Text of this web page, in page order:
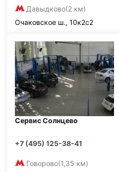
Давыдково(2 км)
Очаковское ш., 10к2с2
Сервис Солнцево
+7 (495) 125-38-41
Говорово(1,35 км)